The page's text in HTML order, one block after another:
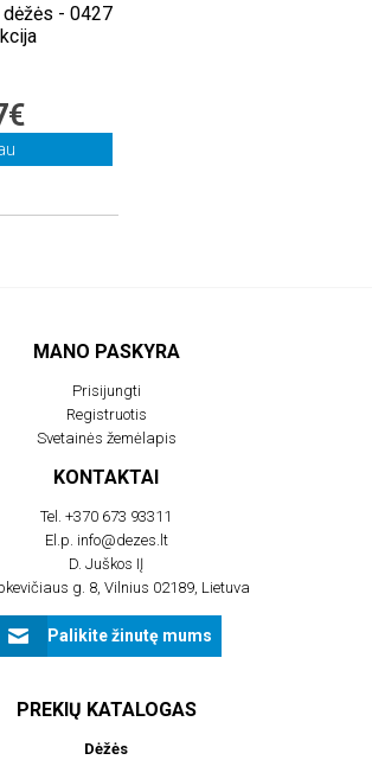
- 0427
MANO PASKYRA
Prisijungti
Registruotis
Svetainės žemėlapis
KONTAKTAI
Tel.+370 673 93311
El.p. info@dezes.lt
D. Juškos IĮ
g. 8, Vilnius 02189, Lietuva
Palikite žinutę mums
PREKIŲ KATALOGAS
Dėžės